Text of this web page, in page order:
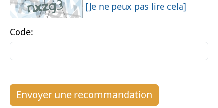
[Je ne peux pas lire cela]
Code: